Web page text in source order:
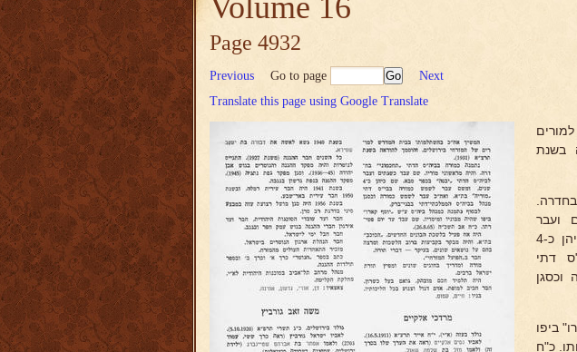
Volume 16
Page 4932
Previous Go to page
Next
Translate this page using Google Translate
בשנת
ועבר
לביה"ס הדתי "יבנה" בכפר סבא, שם כיהן כ-4
דתי
ביפו
כ"ח